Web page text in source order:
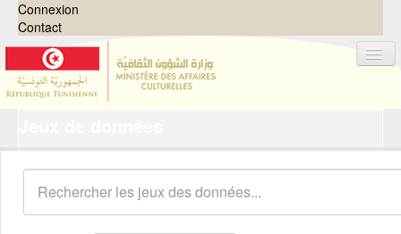
Connexion
Contact
Organisations
Groupes
Demandes 0